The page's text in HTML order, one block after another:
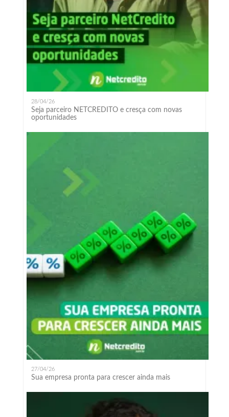
28/04/26
Seja parceiro NETCREDITO e cresça com novas
oportunidades
27/04/26
Sua empresa pronta para crescer ainda mais